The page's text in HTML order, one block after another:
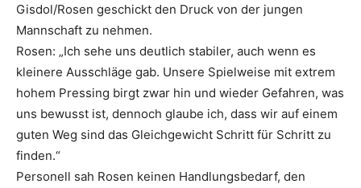
Gisdol/Rosen geschickt den Druck von der jungen
Mannschaft zu nehmen.
Rosen: „Ich sehe uns deutlich stabiler, auch wenn es
kleinere Ausschläge gab. Unsere Spielweise mit extrem
hohem Pressing birgt zwar hin und wieder Gefahren, was
uns bewusst ist, dennoch glaube ich, dass wir auf einem
guten Weg sind das Gleichgewicht Schritt für Schritt zu
finden.“
Personell sah Rosen keinen Handlungsbedarf, den